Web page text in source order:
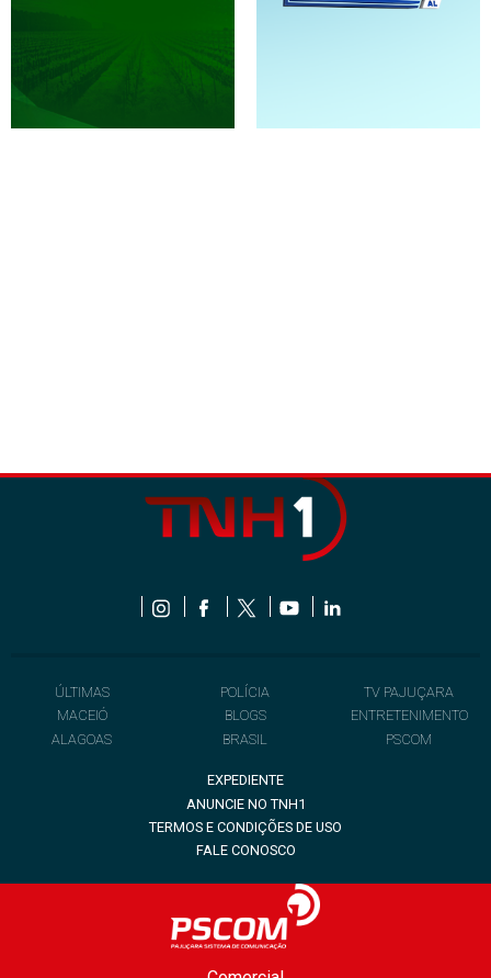
ÚLTIMAS
MACEIÓ
ALAGOAS
POLÍCIA
BLOGS
BRASIL
TV PAJUÇARA
ENTRETENIMENTO
PSCOM
EXPEDIENTE
ANUNCIE NO TNH1
TERMOS E CONDIÇÕES DE USO
FALE CONOSCO